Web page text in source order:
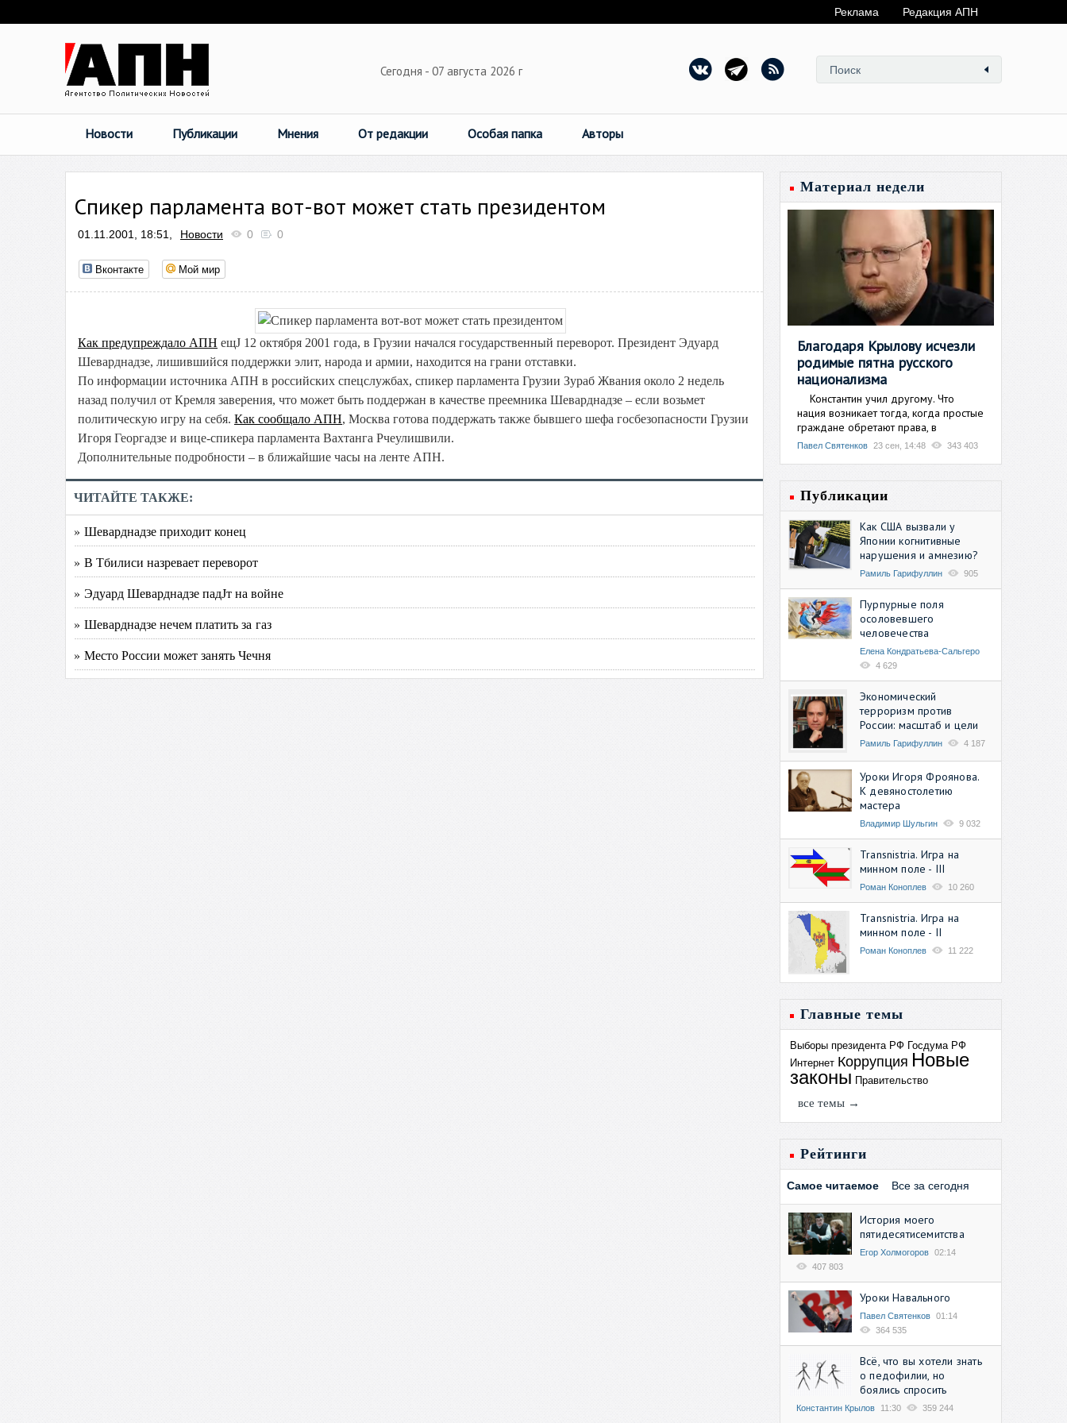
Реклама Редакция АПН
Сегодня - 07 августа 2026 г
Новости Публикации Мнения От редакции Особая папка Авторы
Спикер парламента вот-вот может стать президентом
01.11.2001, 18:51, Новости 0 0
Вконтакте Мой мир
Как предупреждало АПН ещЈ 12 октября 2001 года, в Грузии начался государственный переворот. Президент Эдуард
Шеварднадзе, лишившийся поддержки элит, народа и армии, находится на грани отставки.
По информации источника АПН в российских спецслужбах, спикер парламента Грузии Зураб Жвания около 2 недель
назад получил от Кремля заверения, что может быть поддержан в качестве преемника Шеварднадзе – если возьмет
политическую игру на себя. Как сообщало АПН, Москва готова поддержать также бывшего шефа госбезопасности Грузии
Игоря Георгадзе и вице-спикера парламента Вахтанга Рчеулишвили.
Дополнительные подробности – в ближайшие часы на ленте АПН.
ЧИТАЙТЕ ТАКЖЕ:
» Шеварднадзе приходит конец
» В Тбилиси назревает переворот
» Эдуард Шеварднадзе падЈт на войне
» Шеварднадзе нечем платить за газ
» Место России может занять Чечня
Материал недели
Благодаря Крылову исчезли
родимые пятна русского
национализма
Константин учил другому. Что
нация возникает тогда, когда простые
граждане обретают права, в
Павел Святенков 23 сен, 14:48 343 403
Публикации
Как США вызвали у
Японии когнитивные
нарушения и амнезию?
Рамиль Гарифуллин 905
Пурпурные поля
осоловевшего
человечества
Елена Кондратьева-Сальгеро
4 629
Экономический
терроризм против
России: масштаб и цели
Рамиль Гарифуллин 4 187
Уроки Игоря Фроянова.
К девяностолетию
мастера
Владимир Шульгин 9 032
Transnistria. Игра на
минном поле - III
Роман Коноплев 10 260
Transnistria. Игра на
минном поле - II
Роман Коноплев 11 222
Главные темы
Выборы президента РФ Госдума РФ
Интернет Коррупция Новые
законы Правительство
все темы →
Рейтинги
Самое читаемое Все за сегодня
История моего
пятидесятисемитства
Егор Холмогоров 02:14
407 803
Уроки Навального
Павел Святенков 01:14
364 535
Всё, что вы хотели знать
о педофилии, но
боялись спросить
Константин Крылов 11:30 359 244